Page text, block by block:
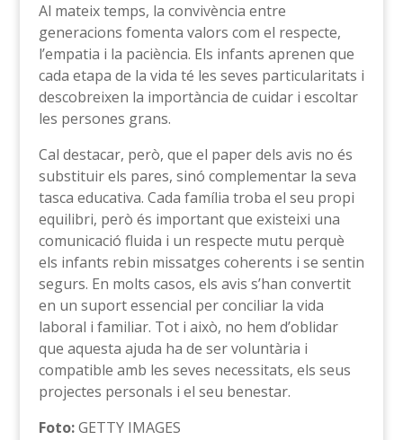
Al mateix temps, la convivència entre
generacions fomenta valors com el respecte,
l’empatia i la paciència. Els infants aprenen que
cada etapa de la vida té les seves particularitats i
descobreixen la importància de cuidar i escoltar
les persones grans.
Cal destacar, però, que el paper dels avis no és
substituir els pares, sinó complementar la seva
tasca educativa. Cada família troba el seu propi
equilibri, però és important que existeixi una
comunicació fluida i un respecte mutu perquè
els infants rebin missatges coherents i se sentin
segurs. En molts casos, els avis s’han convertit
en un suport essencial per conciliar la vida
laboral i familiar. Tot i això, no hem d’oblidar
que aquesta ajuda ha de ser voluntària i
compatible amb les seves necessitats, els seus
projectes personals i el seu benestar.
Foto:GETTY IMAGES